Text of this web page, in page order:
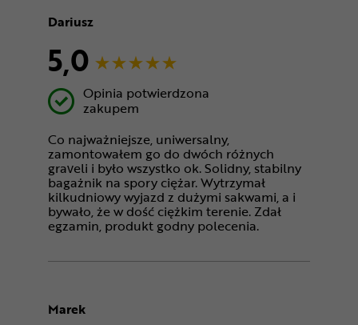
Dariusz
5,0
Opinia potwierdzona
zakupem
Co najważniejsze, uniwersalny,
zamontowałem go do dwóch różnych
graveli i było wszystko ok. Solidny, stabilny
bagażnik na spory ciężar. Wytrzymał
kilkudniowy wyjazd z dużymi sakwami, a i
bywało, że w dość ciężkim terenie. Zdał
egzamin, produkt godny polecenia.
Marek